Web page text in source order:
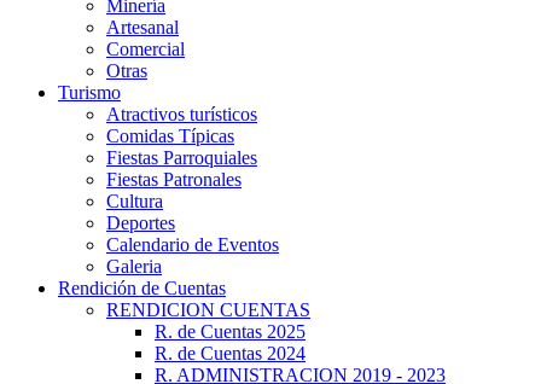
Minería
Artesanal
Comercial
Otras
Turismo
Atractivos turísticos
Comidas Típicas
Fiestas Parroquiales
Fiestas Patronales
Cultura
Deportes
Calendario de Eventos
Galeria
Rendición de Cuentas
RENDICION CUENTAS
R. de Cuentas 2025
R. de Cuentas 2024
R. ADMINISTRACION 2019 - 2023